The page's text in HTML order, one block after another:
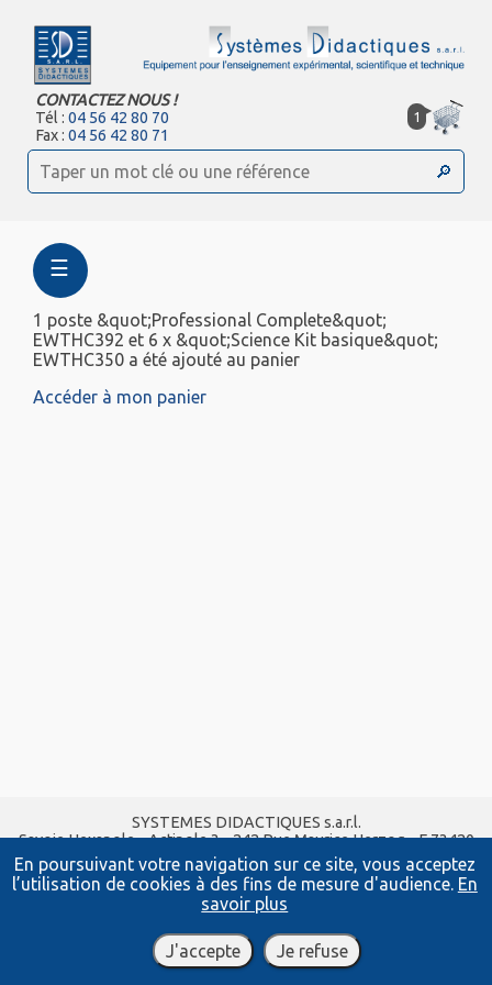
En poursuivant votre navigation sur ce site, vous acceptez
l’utilisation de cookies à des fins de mesure d'audience. En
savoir plus
J'accepte Je refuse
CONTACTEZ NOUS !
Tél :04 56 42 80 70
Fax :04 56 42 80 71
1
☰
1 poste &quot;Professional Complete&quot;
EWTHC392 et 6 x &quot;Science Kit basique&quot;
EWTHC350 a été ajouté au panier
Accéder à mon panier
SYSTEMES DIDACTIQUES s.a.r.l.
Savoie Hexapole - Actipole 3 - 242 Rue Maurice Herzog - F 73420
VIVIERS DU LAC
Tel : 04 56 42 80 70| Fax :04 56 42 80 71
xavier.granjon@systemes-didactiques.fr
www.systemes-didactiques.fr